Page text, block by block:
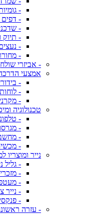
-
- דפים
-
- תיוק
-
-
- אביזרי
אמצעי
-
- לוחות
-
טכנולוגיה
-
-
-
-
נייר ומוצריו
- גליל
-
-
- נייר
-
- עזרה